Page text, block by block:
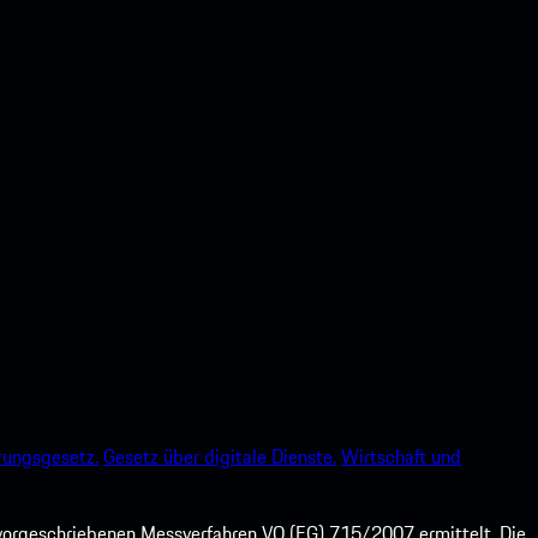
Gesetz über digitale Dienste.Wirtschaft und